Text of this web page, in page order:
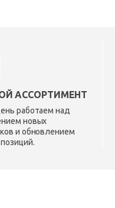
АССОРТИМЕНТ
работаем над
новых
и обновлением